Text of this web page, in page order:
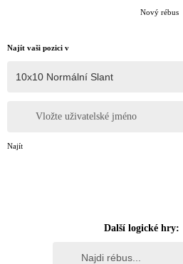
Nový rébus
Najít vaši pozici v
Vložte uživatelské jméno
Najít
Další logické hry: